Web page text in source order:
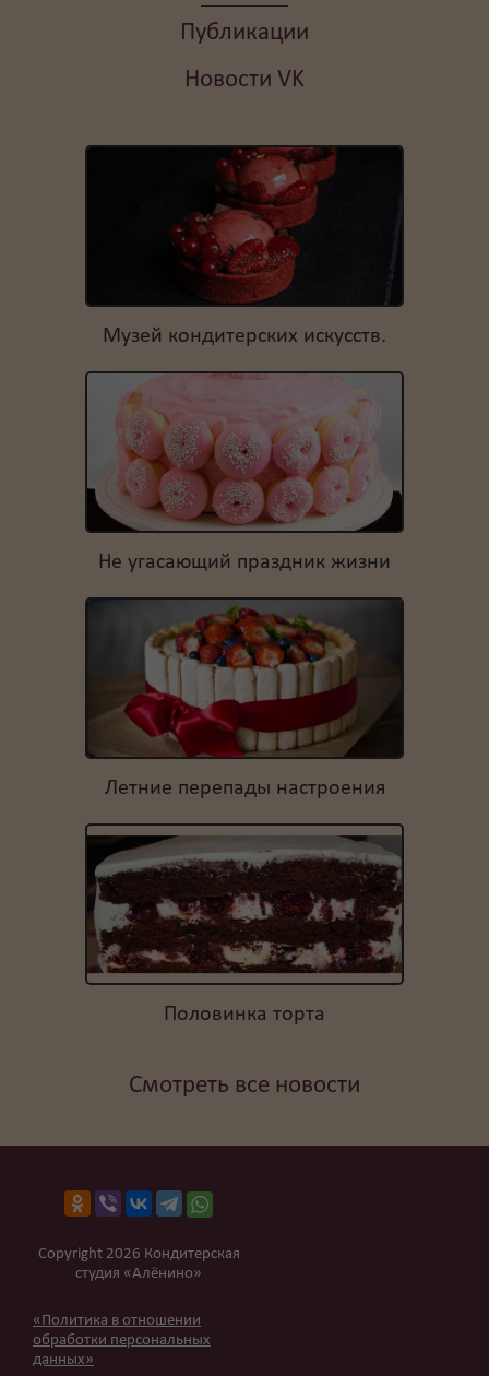
Публикации
Новости VK
Музей кондитерских искусств.
Не угасающий праздник жизни
Летние перепады настроения
Половинка торта
Смотреть все новости
Copyright 2026 Кондитерская
студия «Алёнино»
«Политика в отношении
обработки персональных
данных»